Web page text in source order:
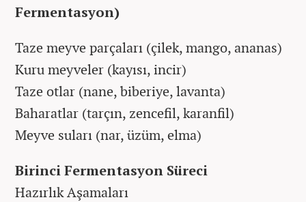
Fermentasyon)
Taze meyve parçaları (çilek, mango, ananas)
Kuru meyveler (kayısı, incir)
Taze otlar (nane, biberiye, lavanta)
Baharatlar (tarçın, zencefil, karanfil)
Meyve suları (nar, üzüm, elma)
Birinci Fermentasyon Süreci
Hazırlık Aşamaları